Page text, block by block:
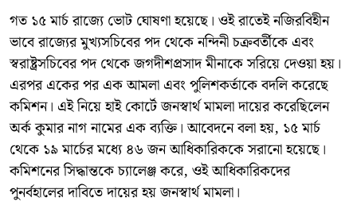
গত ১৫ মার্চ রাজ্যে ভোট ঘোষণা হয়েছে। ওই রাতেই নজিরবিহীন
ভাবে রাজ্যের মুখ্যসচিবের পদ থেকে নন্দিনী চক্রবর্তীকে এবং
স্বরাষ্ট্রসচিবের পদ থেকে জগদীশপ্রসাদ মীনাকে সরিয়ে দেওয়া হয়।
এরপর একের পর এক আমলা এবং পুলিশকর্তাকে বদলি করেছে
কমিশন। এই নিয়ে হাই কোর্টে জনস্বার্থ মামলা দায়ের করেছিলেন
অর্ক কুমার নাগ নামের এক ব্যক্তি। আবেদনে বলা হয়, ১৫ মার্চ
থেকে ১৯ মার্চের মধ্যে ৪৬ জন আধিকারিককে সরানো হয়েছে।
কমিশনের সিদ্ধান্তকে চ্যালেঞ্জ করে, ওই আধিকারিকদের
পুনর্বহালের দাবিতে দায়ের হয় জনস্বার্থ মামলা।